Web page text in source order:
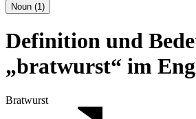
Noun (1)
Definition und
„bratwurst“ im
Bratwurst